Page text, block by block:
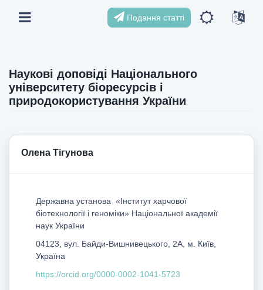
Подання статті
Наукові доповіді Національного
університету біоресурсів і
природокористування України
Олена Тігунова
Державна установа «Інститут харчової
біотехнології і геноміки» Національної академії
наук України
04123, вул. Байди-Вишнивецького, 2А, м. Київ,
Україна
https://orcid.org/0000-0002-1041-5723